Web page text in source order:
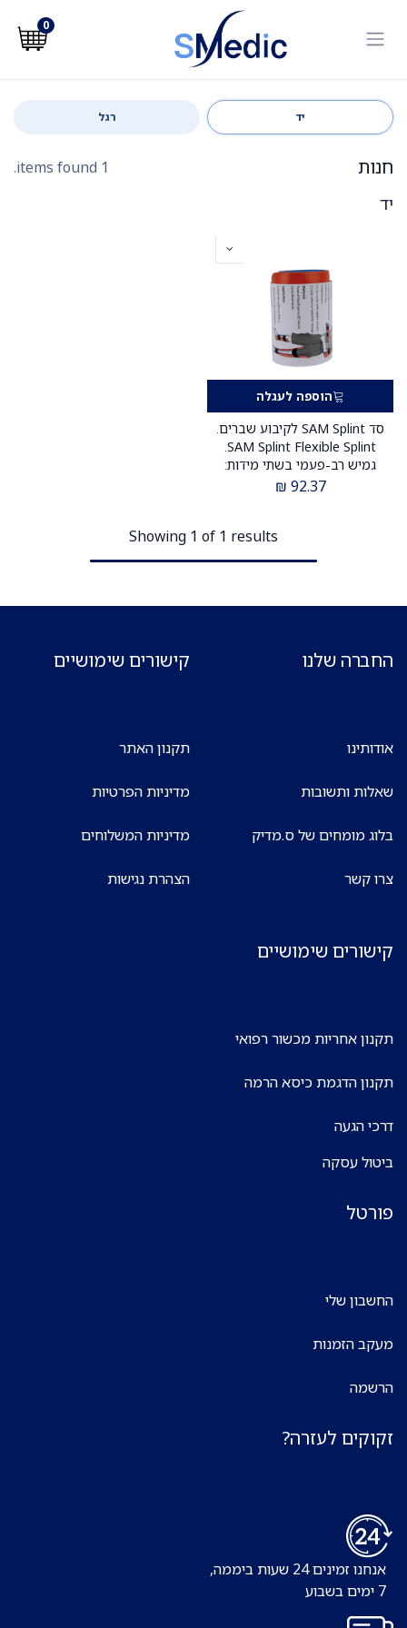
0
יד רגל
חנות 1 items found.
יד
הוספה לעגלה
סד SAM Splint לקיבוע שברים.
SAM Splint Flexible Splint.
גמיש רב-פעמי בשתי מידות:
בינונית וגדולה. ניתן לגזור
92.37
₪
Showing 1 of 1 results
החברה שלנו
אודותינו
שאלות ותשובות
בלוג מומחים של ס.מדיק
צרו קשר
קישורים שימושיים
תקנון האתר
מדיניות הפרטיות
מדיניות המשלוחים
הצהרת נגישות
קישורים שימושיים
תקנון אחריות מכשור רפואי
תקנון הדגמת כיסא הרמה
דרכי הגעה
ביטול עסקה
פורטל
החשבון שלי
מעקב הזמנות
הרשמה
זקוקים לעזרה?
אנחנו זמינים 24 שעות ביממה,